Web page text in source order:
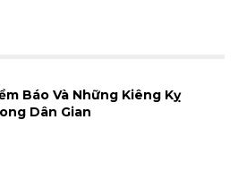
Báo Và Những Kiêng Kỵ
Dân Gian